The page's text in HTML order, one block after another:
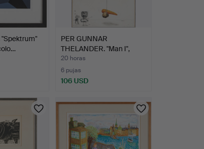
"Spektrum"
PER GUNNAR
THELANDER. "Man I",
aguafuerte …
20 horas
6 pujas
106 USD